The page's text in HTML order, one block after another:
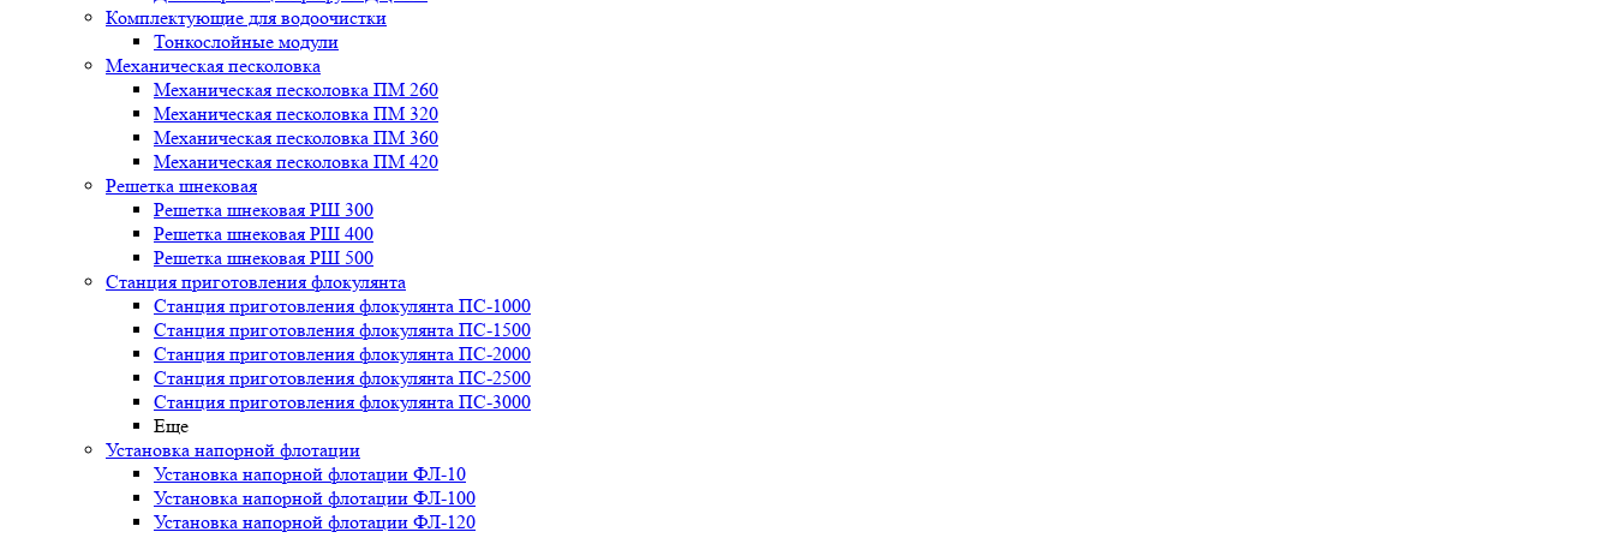
Комплектующие для водоочистки
Тонкослойные модули
Механическая песколовка
Механическая песколовка ПM 260
Механическая песколовка ПM 320
Механическая песколовка ПM 360
Механическая песколовка ПM 420
Решетка шнековая
Решетка шнековая РШ 300
Решетка шнековая РШ 400
Решетка шнековая РШ 500
Станция приготовления флокулянта
Станция приготовления флокулянта ПС-1000
Станция приготовления флокулянта ПС-1500
Станция приготовления флокулянта ПС-2000
Станция приготовления флокулянта ПС-2500
Станция приготовления флокулянта ПС-3000
Еще
Установка напорной флотации
Установка напорной флотации ФЛ-10
Установка напорной флотации ФЛ-100
Установка напорной флотации ФЛ-120